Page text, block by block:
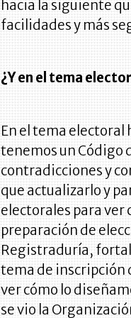
hacia la siguiente
facilidades y más
¿Y en el tema
En el tema electoral
tenemos un Código
contradicciones y
que actualizarlo y
electorales para ver
preparación de
Registraduría,
tema de inscripción
ver cómo lo
se vio la